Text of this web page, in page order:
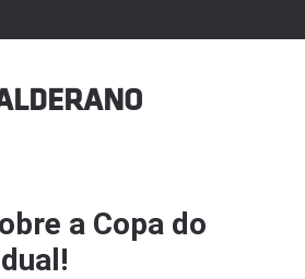
a Copa do